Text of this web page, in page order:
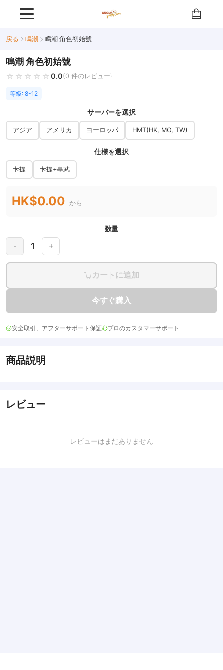
戻る 鳴潮 鳴潮 角色初始號
鳴潮 角色初始號
☆☆☆☆☆
★★★★★ 0.0(0 件のレビュー)
等級: 8-12
サーバーを選択
アジア アメリカ ヨーロッパ HMT(HK, MO, TW)
仕様を選択
卡提 卡提+專武
HK$0.00 から
数量
- 1 +
カートに追加
今すぐ購入
安全取引、アフターサポート保証 プロのカスタマーサポート
商品説明
レビュー
レビューはまだありません